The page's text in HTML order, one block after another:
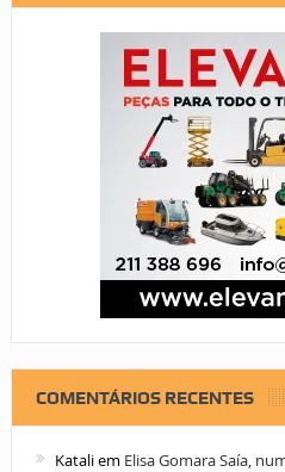
COMENTÁRIOS RECENTES
Kataliem Elisa Gomara Saía,